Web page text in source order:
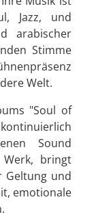
Jazz, und
arabischer
Stimme
Welt.
"Soul of
Sound
bringt
Geltung und
emotionale